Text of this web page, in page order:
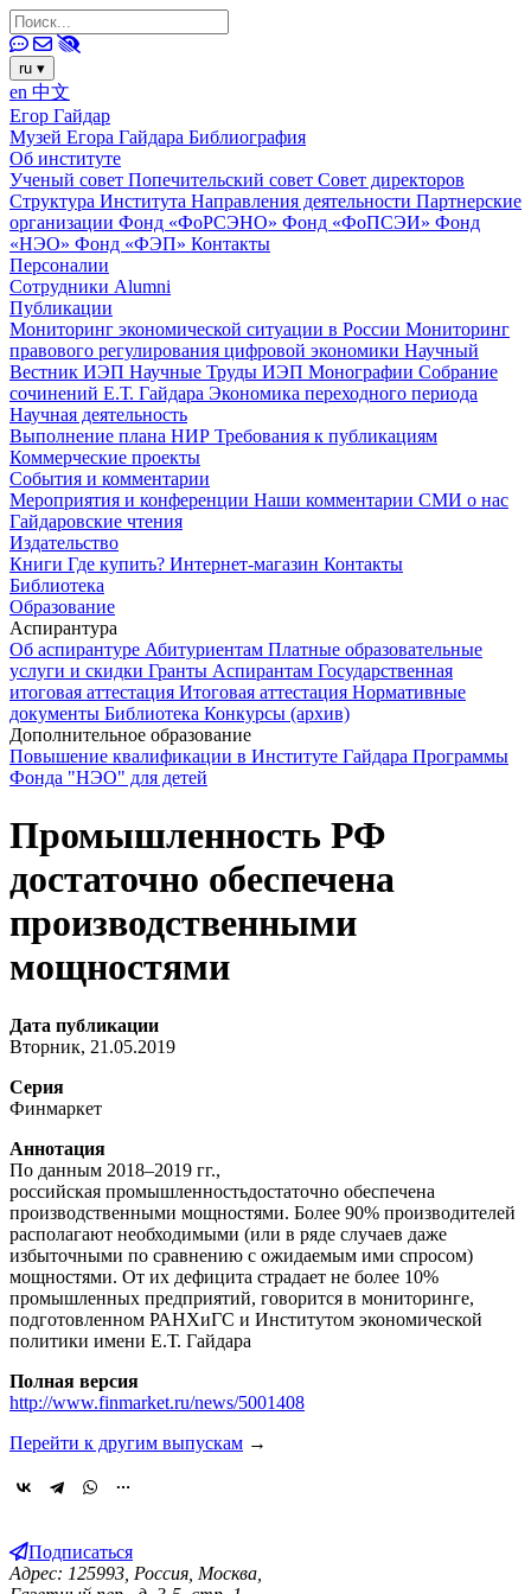
ru ▾
en 中文
Егор Гайдар
Музей Егора Гайдара Библиография
Об институте
Ученый совет Попечительский совет Совет директоров
Структура Института Направления деятельности Партнерские
организации Фонд «ФоРСЭНО» Фонд «ФоПСЭИ» Фонд
«НЭО» Фонд «ФЭП» Контакты
Персоналии
Сотрудники Alumni
Публикации
Мониторинг экономической ситуации в России Мониторинг
правового регулирования цифровой экономики Научный
Вестник ИЭП Научные Труды ИЭП Монографии Собрание
сочинений Е.Т. Гайдара Экономика переходного периода
Научная деятельность
Выполнение плана НИР Требования к публикациям
Коммерческие проекты
События и комментарии
Мероприятия и конференции Наши комментарии СМИ о нас
Гайдаровские чтения
Издательство
Книги Где купить? Интернет-магазин Контакты
Библиотека
Образование
Аспирантура
Об аспирантуре Абитуриентам Платные образовательные
услуги и скидки Гранты Аспирантам Государственная
итоговая аттестация Итоговая аттестация Нормативные
документы Библиотека Конкурсы (архив)
Дополнительное образование
Повышение квалификации в Институте Гайдара Программы
Фонда "НЭО" для детей
Промышленность РФ
достаточно обеспечена
производственными
мощностями
Дата публикации
Вторник, 21.05.2019
Серия
Финмаркет
Аннотация
По данным 2018–2019 гг.,
российская промышленностьдостаточно обеспечена
производственными мощностями. Более 90% производителей
располагают необходимыми (или в ряде случаев даже
избыточными по сравнению с ожидаемым ими спросом)
мощностями. От их дефицита страдает не более 10%
промышленных предприятий, говорится в мониторинге,
подготовленном РАНХиГС и Институтом экономической
политики имени Е.Т. Гайдара
Полная версия
http://www.finmarket.ru/news/5001408
Перейти к другим выпускам →
Подписаться
Адрес: 125993, Россия, Москва,